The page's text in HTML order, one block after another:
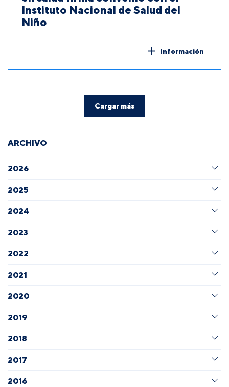
Instituto Nacional de Salud del
Niño
Información
Cargar más
ARCHIVO
2026
2025
2024
2023
2022
2021
2020
2019
2018
2017
2016